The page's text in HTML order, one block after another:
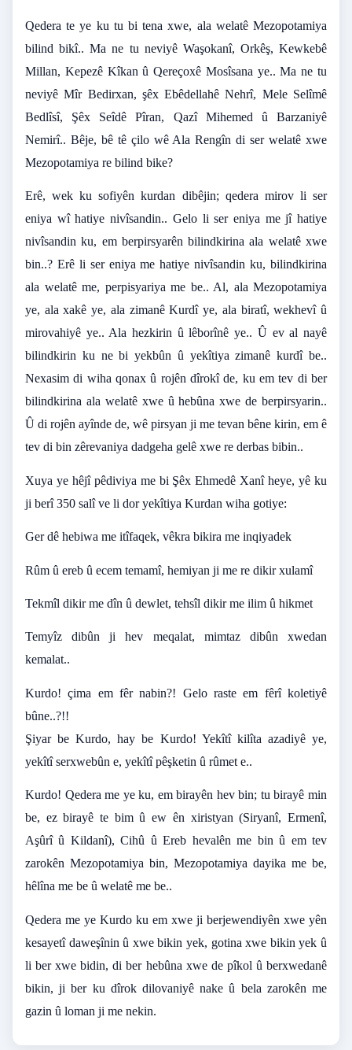
Qedera te ye ku tu bi tena xwe, ala welatê Mezopotamiya
bilind bikî.. Ma ne tu neviyê Waşokanî, Orkêş, Kewkebê
Millan, Kepezê Kîkan û Qereçoxê Mosîsana ye.. Ma ne tu
neviyê Mîr Bedirxan, şêx Ebêdellahê Nehrî, Mele Selîmê
Bedlîsî, Şêx Seîdê Pîran, Qazî Mihemed û Barzaniyê
Nemirî.. Bêje, bê tê çilo wê Ala Rengîn di ser welatê xwe
Mezopotamiya re bilind bike?
Erê, wek ku sofiyên kurdan dibêjin; qedera mirov li ser
eniya wî hatiye nivîsandin.. Gelo li ser eniya me jî hatiye
nivîsandin ku, em berpirsyarên bilindkirina ala welatê xwe
bin..? Erê li ser eniya me hatiye nivîsandin ku, bilindkirina
ala welatê me, perpisyariya me be.. Al, ala Mezopotamiya
ye, ala xakê ye, ala zimanê Kurdî ye, ala biratî, wekhevî û
mirovahiyê ye.. Ala hezkirin û lêborînê ye.. Û ev al nayê
bilindkirin ku ne bi yekbûn û yekîtiya zimanê kurdî be..
Nexasim di wiha qonax û rojên dîrokî de, ku em tev di ber
bilindkirina ala welatê xwe û hebûna xwe de berpirsyarin..
Û di rojên ayînde de, wê pirsyan ji me tevan bêne kirin, em ê
tev di bin zêrevaniya dadgeha gelê xwe re derbas bibin..
Xuya ye hêjî pêdiviya me bi Şêx Ehmedê Xanî heye, yê ku
ji berî 350 salî ve li dor yekîtiya Kurdan wiha gotiye:
Ger dê hebiwa me itîfaqek, vêkra bikira me inqiyadek
Rûm û ereb û ecem temamî, hemiyan ji me re dikir xulamî
Tekmîl dikir me dîn û dewlet, tehsîl dikir me ilim û hikmet
Temyîz dibûn ji hev meqalat, mimtaz dibûn xwedan
kemalat..
Kurdo! çima em fêr nabin?! Gelo raste em fêrî koletiyê
bûne..?!!
Şiyar be Kurdo, hay be Kurdo! Yekîtî kilîta azadiyê ye,
yekîtî serxwebûn e, yekîtî pêşketin û rûmet e..
Kurdo! Qedera me ye ku, em birayên hev bin; tu birayê min
be, ez birayê te bim û ew ên xiristyan (Siryanî, Ermenî,
Aşûrî û Kildanî), Cihû û Ereb hevalên me bin û em tev
zarokên Mezopotamiya bin, Mezopotamiya dayika me be,
hêlîna me be û welatê me be..
Qedera me ye Kurdo ku em xwe ji berjewendiyên xwe yên
kesayetî daweşînin û xwe bikin yek, gotina xwe bikin yek û
li ber xwe bidin, di ber hebûna xwe de pîkol û berxwedanê
bikin, ji ber ku dîrok dilovaniyê nake û bela zarokên me
gazin û loman ji me nekin.